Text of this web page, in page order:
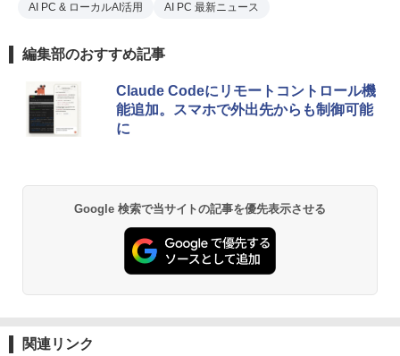
AI PC & ローカルAI活用 AI PC 最新ニュース
編集部のおすすめ記事
Claude Codeにリモートコントロール機
能追加。スマホで外出先からも制御可能
に
Google 検索で当サイトの記事を優先表示させる
関連リンク